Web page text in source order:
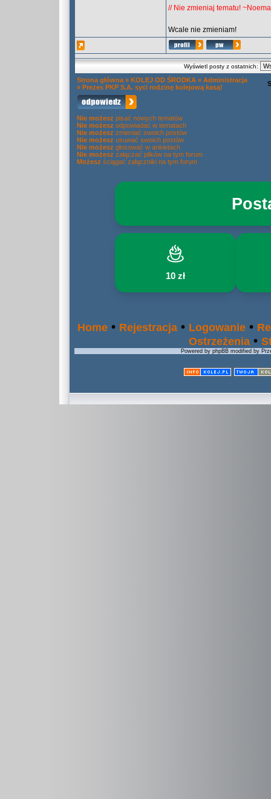
// Nie zmieniaj tematu! ~Noema
Wcale nie zmieniam!
Wyświetl posty z ostatnich:
Strona główna » KOLEJ OD ŚRODKA » Administracja
» Prezes PKP S.A. syci rodzinę kolejową kasą!
Nie możesz pisać nowych tematów
Nie możesz odpowiadać w tematach
Nie możesz zmieniać swoich postów
Nie możesz usuwać swoich postów
Nie możesz głosować w ankietach
Nie możesz załączać plików na tym forum
Możesz ściągać załączniki na tym forum
10 zł
Home • Rejestracja • Logowanie •
Ostrzeżenia •
Powered by phpBB modified by